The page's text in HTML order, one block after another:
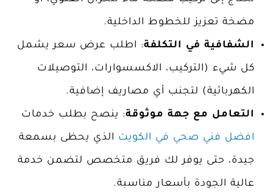
مضخة تعزيز للخطوط الداخلية.
الشفافية في التكلفة: اطلب عرض سعر يشمل
كل شيء (التركيب، الاكسسوارات، التوصيلات
الكهربائية) لتجنب أي مصاريف إضافية.
التعامل مع جهة موثوقة: ينصح بطلب خدمات
افضل فني صحي في الكويت الذي يحظى بسمعة
جيدة، حتى يوفر لك فريق متخصص لتضمن خدمة
عالية الجودة بأسعار مناسبة.